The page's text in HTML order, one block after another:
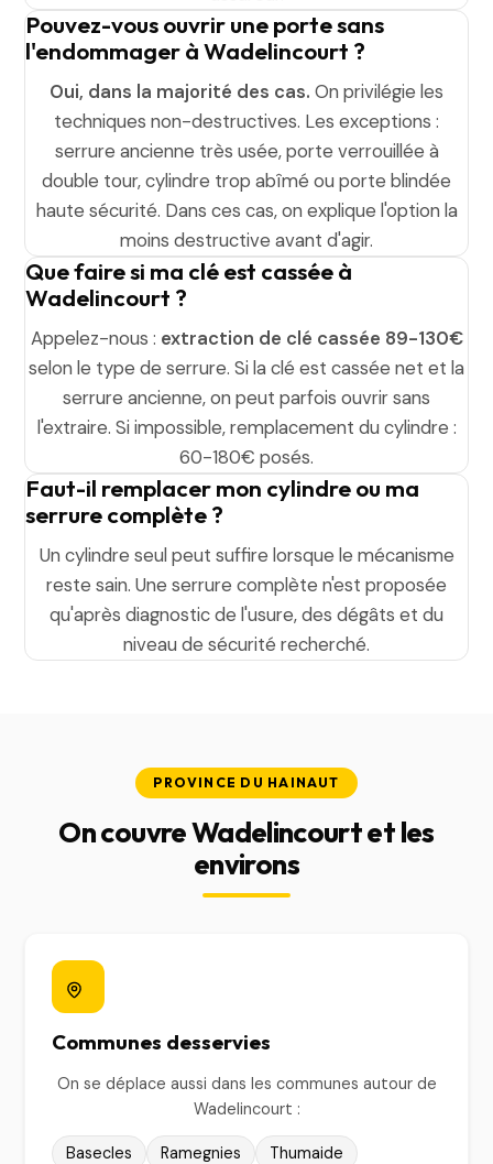
Pouvez-vous ouvrir une porte sans
l'endommager à Wadelincourt ?
Oui, dans la majorité des cas. On privilégie les
techniques non-destructives. Les exceptions :
serrure ancienne très usée, porte verrouillée à
double tour, cylindre trop abîmé ou porte blindée
haute sécurité. Dans ces cas, on explique l'option la
moins destructive avant d'agir.
Que faire si ma clé est cassée à
Wadelincourt ?
Appelez-nous : extraction de clé cassée 89-130€
selon le type de serrure. Si la clé est cassée net et la
serrure ancienne, on peut parfois ouvrir sans
l'extraire. Si impossible, remplacement du cylindre :
60-180€ posés.
Faut-il remplacer mon cylindre ou ma
serrure complète ?
Un cylindre seul peut suffire lorsque le mécanisme
reste sain. Une serrure complète n'est proposée
qu'après diagnostic de l'usure, des dégâts et du
niveau de sécurité recherché.
PROVINCE DU HAINAUT
On couvre Wadelincourt et les
environs
Communes desservies
On se déplace aussi dans les communes autour de
Wadelincourt :
Basecles Ramegnies
Thumaide